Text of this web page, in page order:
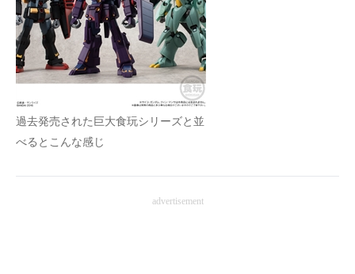
過去発売された巨大食玩シリーズと並
べるとこんな感じ
advertisement